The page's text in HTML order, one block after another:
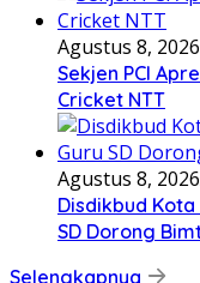
Agustus 8, 2026
Sekjen PCI
Cricket NTT
Agustus 8, 2026
Disdikbud
SD Dorong
Selengkapnya